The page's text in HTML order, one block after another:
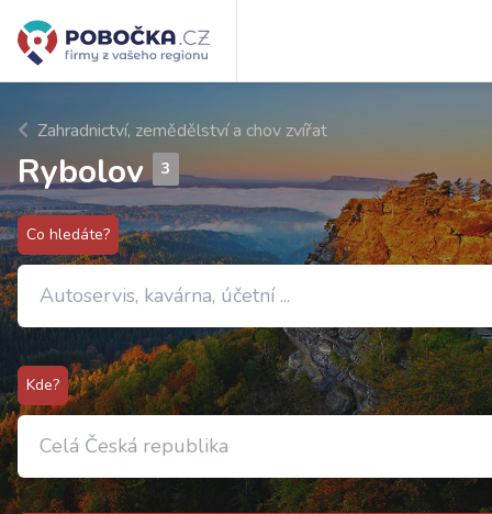
Zahradnictví, zemědělství a chov zvířat
Rybolov 3
Co hledáte?
Kde?